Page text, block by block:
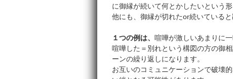
に御縁が続いて何とかしたいという形
他にも、御縁が切れたor続いている
１つの例は、喧嘩が激しいあまりに
喧嘩した＝別れという構図の方の御
ーンの繰り返しになります。
お互いのコミュニケーションで破壊